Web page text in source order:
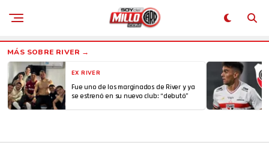
EX RIVER
Fue uno de los marginados de River y ya
se estrenó en su nuevo club: “debutó”